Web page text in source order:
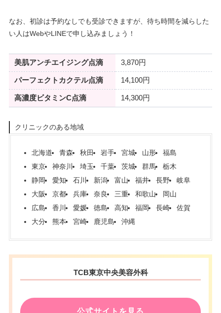
なお、初診は予約なしでも受診できますが、待ち時間を減らした
い人はWebやLINEで申し込みましょう！
美肌アンチエイジング点滴 3,870円
パーフェクトカクテル点滴 14,100円
高濃度ビタミンC点滴 14,300円
クリニックのある地域
北海道 青森 秋田 岩手 宮城 山形
福島
東京
神奈川 埼玉 千葉 茨城 群馬
栃木
静岡
愛知 石川 新潟 富山 福井 長野
岐阜
大阪
京都 兵庫 奈良 三重 和歌山
岡山
広島
香川 愛媛 徳島 高知 福岡 長崎
佐賀
大分
熊本 宮崎 鹿児島 沖縄
TCB東京中央美容外科